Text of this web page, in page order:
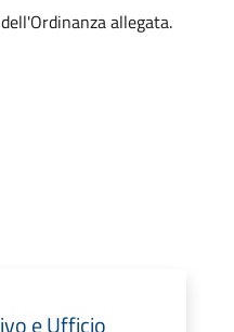
allegata.
e Ufficio